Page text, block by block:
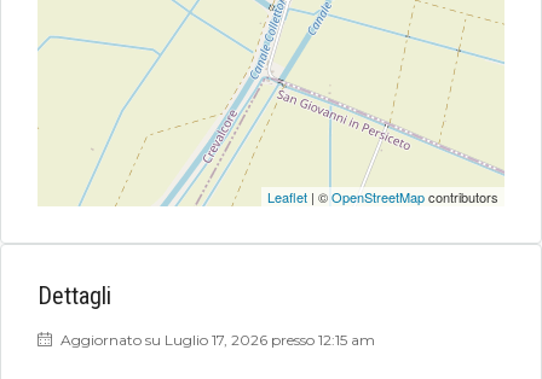
Leaflet | ©OpenStreetMapcontributors
Dettagli
Aggiornato su Luglio 17, 2026 presso 12:15 am